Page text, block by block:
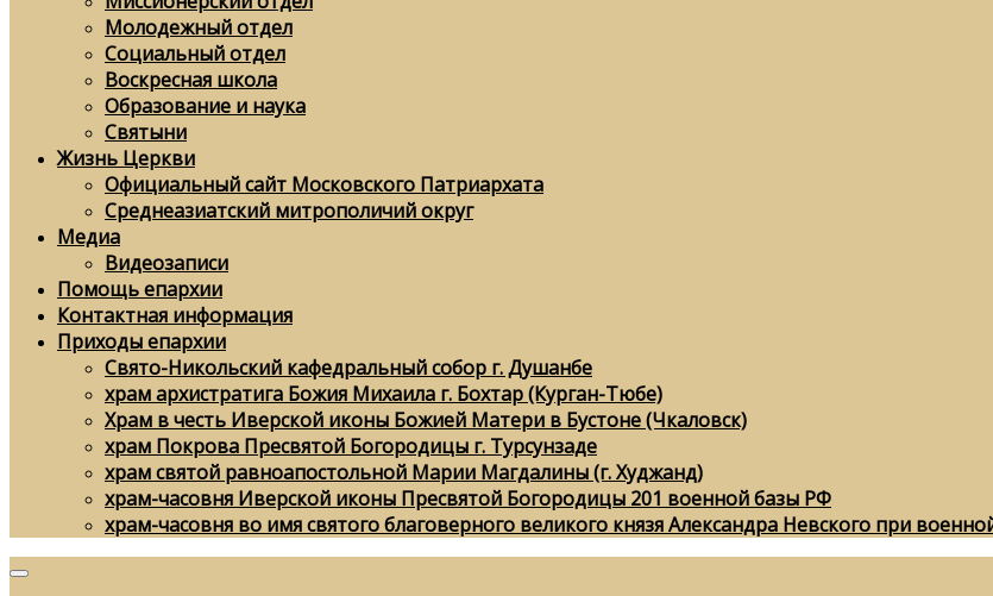
Молодежный отдел
Социальный отдел
Воскресная школа
Образование и наука
Святыни
Жизнь Церкви
Официальный сайт Московского Патриархата
Среднеазиатский митрополичий округ
Медиа
Видеозаписи
Помощь епархии
Контактная информация
Приходы епархии
Свято-Никольский кафедральный собор г. Душанбе
храм архистратига Божия Михаила г. Бохтар (Курган-Тюбе)
Храм в честь Иверской иконы Божией Матери в Бустоне (Чкаловск)
храм Покрова Пресвятой Богородицы г. Турсунзаде
храм святой равноапостольной Марии Магдалины (г. Худжанд)
храм-часовня Иверской иконы Пресвятой Богородицы 201 военной базы РФ
храм-часовня во имя святого благоверного великого князя Александра Невского при